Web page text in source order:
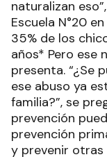
naturalizan
Escuela N°20
35% de los
años* Pero ese
presenta. “¿Se
ese abuso ya
familia?”, se
prevención
prevención
y prevenir otras